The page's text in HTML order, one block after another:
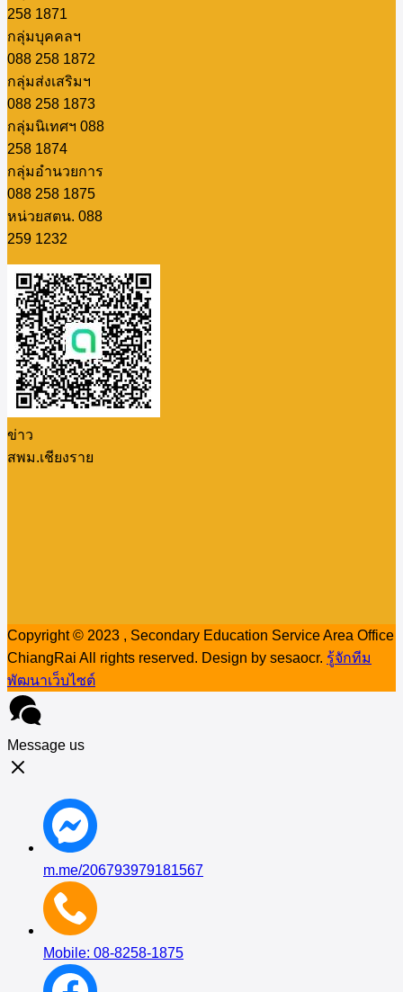
258 1871
กลุ่มบุคคลฯ
088 258 1872
กลุ่มส่งเสริมฯ
088 258 1873
กลุ่มนิเทศฯ 088
258 1874
กลุ่มอำนวยการ
088 258 1875
หน่วยสตน. 088
259 1232
ข่าว
สพม.เชียงราย
Copyright © 2023 , Secondary Education Service Area Office
ChiangRai All rights reserved. Design by sesaocr. รู้จักทีม
พัฒนาเว็บไซต์
Message us
m.me/206793979181567
Mobile: 08-8258-1875